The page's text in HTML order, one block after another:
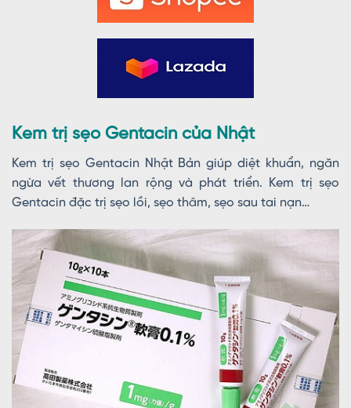
Kem trị sẹo Gentacin của Nhật
Kem trị sẹo Gentacin Nhật Bản giúp diệt khuẩn, ngăn
ngừa vết thương lan rộng và phát triển. Kem trị sẹo
Gentacin đặc trị sẹo lồi, sẹo thâm, sẹo sau tai nạn…